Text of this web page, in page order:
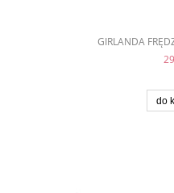
GIRLANDA
do